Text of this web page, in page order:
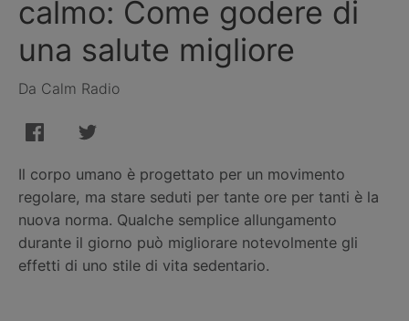
calmo: Come godere di
una salute migliore
Da Calm Radio
Il corpo umano è progettato per un movimento
regolare, ma stare seduti per tante ore per tanti è la
nuova norma. Qualche semplice allungamento
durante il giorno può migliorare notevolmente gli
effetti di uno stile di vita sedentario.